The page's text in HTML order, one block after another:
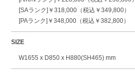
[SAランク]￥318,000（税込￥349,800）
[PAランク]￥348,000（税込￥382,800）
SIZE
W1655 x D850 x H880(SH465) mm